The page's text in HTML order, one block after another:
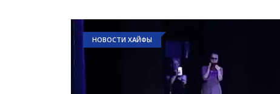
НОВОСТИ ХАЙФЫ